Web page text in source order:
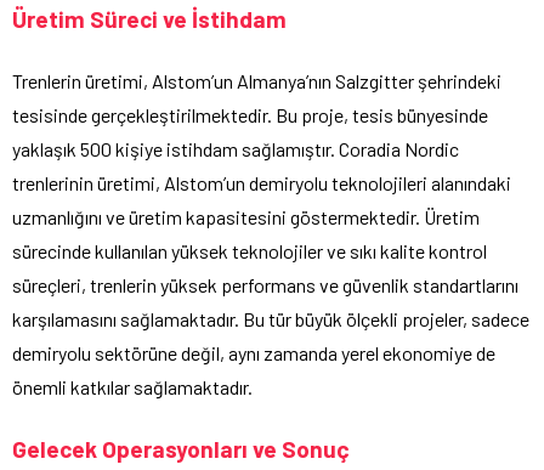
Üretim Süreci ve İstihdam
Trenlerin üretimi, Alstom’un Almanya’nın Salzgitter şehrindeki
tesisinde gerçekleştirilmektedir. Bu proje, tesis bünyesinde
yaklaşık 500 kişiye istihdam sağlamıştır. Coradia Nordic
trenlerinin üretimi, Alstom’un demiryolu teknolojileri alanındaki
uzmanlığını ve üretim kapasitesini göstermektedir. Üretim
sürecinde kullanılan yüksek teknolojiler ve sıkı kalite kontrol
süreçleri, trenlerin yüksek performans ve güvenlik standartlarını
karşılamasını sağlamaktadır. Bu tür büyük ölçekli projeler, sadece
demiryolu sektörüne değil, aynı zamanda yerel ekonomiye de
önemli katkılar sağlamaktadır.
Gelecek Operasyonları ve Sonuç